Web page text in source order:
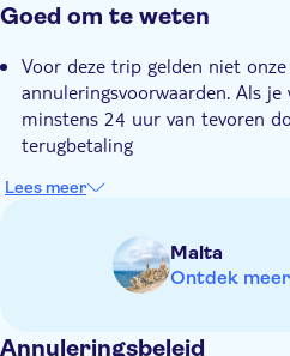
Goed om te weten
Voor deze trip gelden niet
annuleringsvoorwaarden. Als
minstens 24 uur van tevoren
terugbetaling
Lees meer
Malta
Ontdek
Annuleringsbeleid